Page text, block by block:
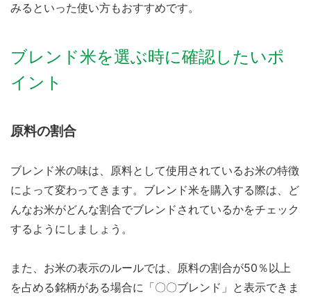
みるといった使い方もおすすめです。
ブレンド米を選ぶ時に確認したいポ
イント
原料の割合
ブレンド米の味は、原料として使用されているお米の特徴
によって変わってきます。ブレンド米を購入する際は、ど
んなお米がどんな割合でブレンドされているかをチェック
するようにしましょう。
また、お米の表示のルールでは、原料の割合が50％以上
を占める銘柄がある場合に「〇〇ブレンド」と表示できま